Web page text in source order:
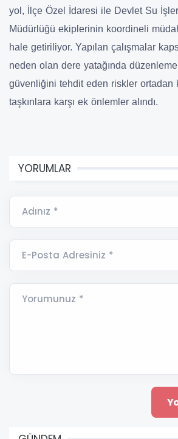
yol, İlçe Özel İdaresi ile Devlet Su
Müdürlüğü ekiplerinin koordineli
hale getiriliyor. Yapılan çalışmalar
neden olan dere yatağında
güvenliğini tehdit eden riskler ortadan
taşkınlara karşı ek önlemler alındı.
YORUMLAR
Adınız *
E-Posta Adresiniz *
Yorumunuz *